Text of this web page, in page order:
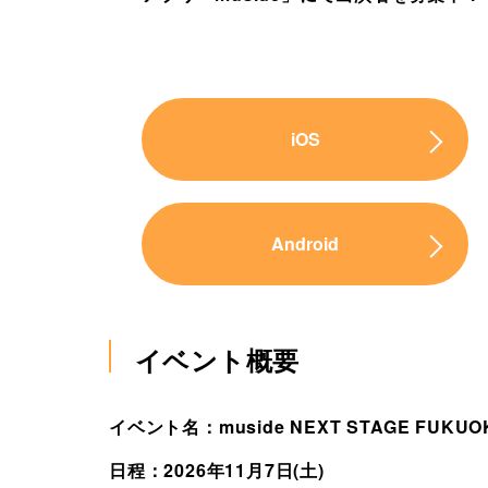
iOS
Android
イベント概要
イベント名：muside NEXT STAGE
日程：2026年11月7日(土)